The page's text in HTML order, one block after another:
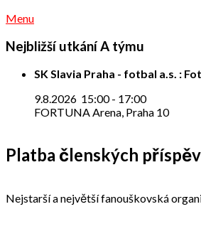
Menu
Nejbližší utkání A týmu
SK Slavia Praha - fotbal a.s. :
9.8.2026 15:00- 17:00
FORTUNA Arena, Praha 10
Platba členských
Nejstarší a největší fanouškovská